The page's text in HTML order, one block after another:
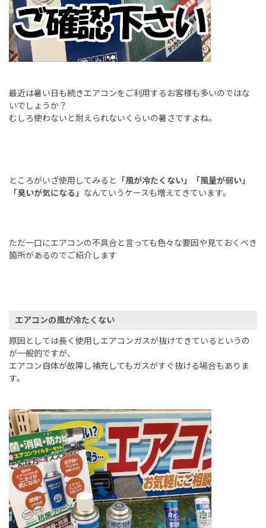
最近は暑い日も続きエアコンをご利用するお客様も多いのではな
いでしょうか？
むしろ使わないと耐えられないくらいの暑さですよね。
ところがいざ使用してみると 「風が冷たくない」「風量が弱い」
「臭いが気になる」 なんていうケースも増えてきています。
ただ一口にエアコンの不具合と言っても色々な要因や見ておくべき
箇所があるのでご紹介します
エアコンの風が冷たくない
原因としては長く使用しエアコンガスが抜けてきているというの
が一般的ですが、
エアコン自体が故障し補充してもガスがすぐ抜ける場合もありま
す。